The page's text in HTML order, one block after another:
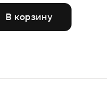
В корзину